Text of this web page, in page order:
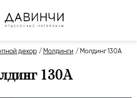
декор Молдинги Молдинг 130А
130А